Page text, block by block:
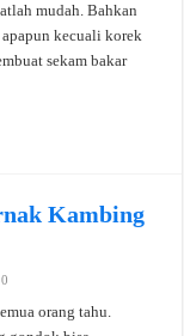
mudah. Bahkan
apapun kecuali korek
sekam bakar
Kambing
0
orang tahu.